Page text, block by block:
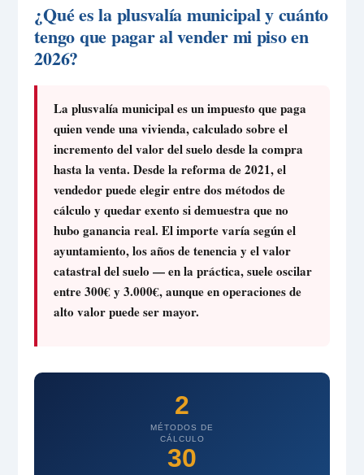
¿Qué es la plusvalía municipal y cuánto
tengo que pagar al vender mi piso en
2026?
La plusvalía municipal es un impuesto que paga
quien vende una vivienda, calculado sobre el
incremento del valor del suelo desde la compra
hasta la venta. Desde la reforma de 2021, el
vendedor puede elegir entre dos métodos de
cálculo y quedar exento si demuestra que no
hubo ganancia real. El importe varía según el
ayuntamiento, los años de tenencia y el valor
catastral del suelo — en la práctica, suele oscilar
entre 300€ y 3.000€, aunque en operaciones de
alto valor puede ser mayor.
2
MÉTODOS DE
CÁLCULO
30